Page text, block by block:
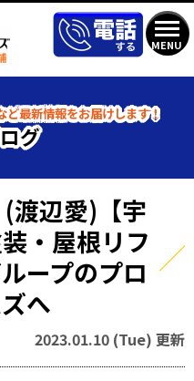
MENU
ど最新情報をお届けします！
グ
渡辺愛)【宇
・屋根リフ
ープのプロ
へ
2023.01.10 (Tue) 更新